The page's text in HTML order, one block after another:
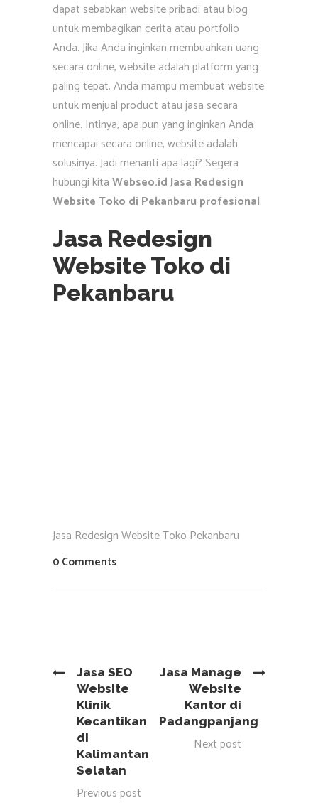
dapat sebabkan website pribadi atau blog
untuk membagikan cerita atau portfolio
Anda. Jika Anda inginkan membuahkan uang
secara online, website adalah platform yang
paling tepat. Anda mampu membuat website
untuk menjual product atau jasa secara
online. Intinya, apa pun yang inginkan Anda
mencapai secara online, website adalah
solusinya. Jadi menanti apa lagi? Segera
hubungi kitaWebseo.id Jasa Redesign
Website Toko di Pekanbaru profesional.
Jasa Redesign
Website Toko di
Pekanbaru
Jasa Redesign Website Toko Pekanbaru
0 Comments
Jasa SEO
Website
Klinik
Kecantikan
di
Kalimantan
Selatan
Previous post
Jasa Manage
Website
Kantor di
Padangpanjang
Next post